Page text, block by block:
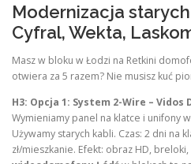
Modernizacja
Cyfral, Wekta,
Masz w bloku w Łodzi na Retkini
otwiera za 5 razem? Nie musisz kuć
H3: Opcja 1: System 2-Wire – Vidos
Wymieniamy panel na klatce i unifony
Używamy starych kabli. Czas: 2 dni na
zł/mieszkanie. Efekt: obraz HD,